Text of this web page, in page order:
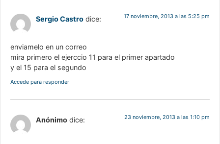
Sergio Castro dice: 17 noviembre, 2013 a las 5:25 pm
enviamelo en un correo
mira primero el ejerccio 11 para el primer apartado
y el 15 para el segundo
Accede para responder
Anónimo dice: 23 noviembre, 2013 a las 1:10 pm